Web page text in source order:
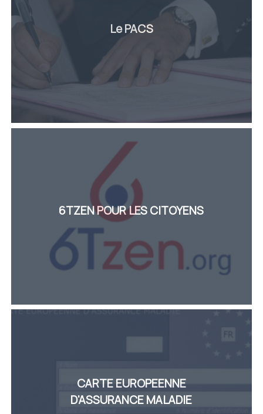
Le PACS
6TZEN POUR LES CITOYENS
CARTE EUROPEENNE
D'ASSURANCE MALADIE